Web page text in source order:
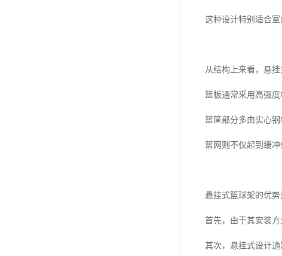
这种设计特别适合
从结构上来看，悬
篮板通常采用高强
篮筐部分多由实心
篮网则不仅起到缓冲
悬挂式篮球架的优势
首先，由于其安装
其次，悬挂式设计